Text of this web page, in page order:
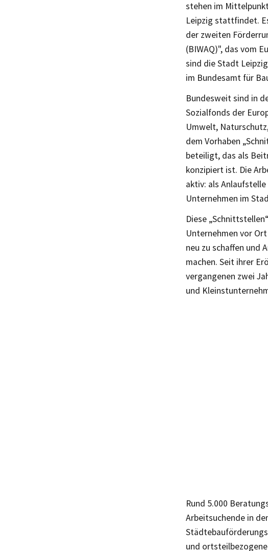
stehen im
Leipzig stattfindet.
der zweiten
(BIWAQ)", das vom
sind die Stadt
im Bundesamt für
Bundesweit sind in
Sozialfonds der
Umwelt,
dem Vorhaben
beteiligt, das als
konzipiert ist. Die
aktiv: als
Unternehmen im
Diese
Unternehmen vor
neu zu schaffen und
machen. Seit ihrer
vergangenen zwei
und
Rund 5.000
Arbeitsuchende in
und